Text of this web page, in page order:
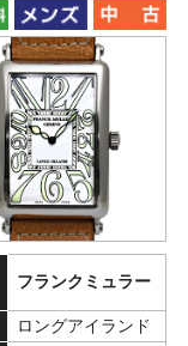
フランクミュラー
ロングアイランド